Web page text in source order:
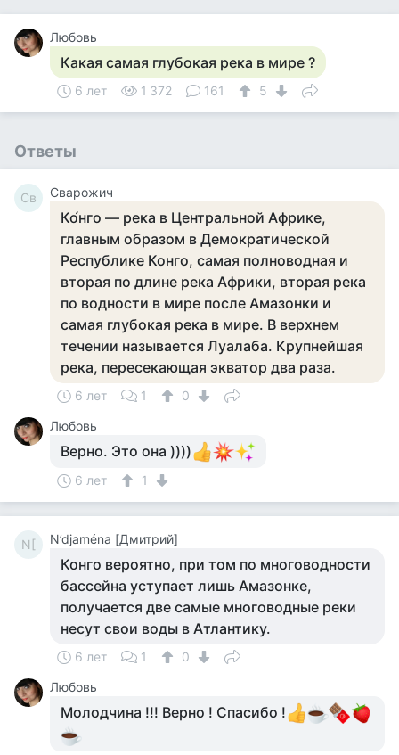
Любовь
Какая самая глубокая река в мире ?
6 лет 1 372 161 5
Ответы
Св Сварожич
Ко́нго — река в Центральной Африке,
главным образом в Демократической
Республике Конго, самая полноводная и
вторая по длине река Африки, вторая река
по водности в мире после Амазонки и
самая глубокая река в мире. В верхнем
течении называется Луалаба. Крупнейшая
река, пересекающая экватор два раза.
6 лет 1
0
Любовь
Верно. Это она ))))
6 лет 1
N[ N’djaména [Дмитрий]
Конго вероятно, при том по многоводности
бассейна уступает лишь Амазонке,
получается две самые многоводные реки
несут свои воды в Атлантику.
6 лет 1
0
Любовь
Молодчина !!! Верно ! Спасибо !